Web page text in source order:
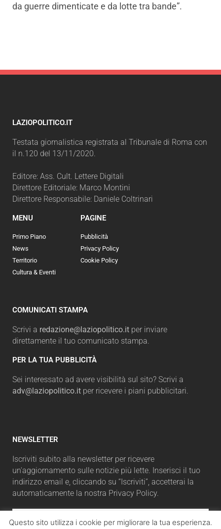
da guerre dimenticate e da lotte tra bande”.
LAZIOPOLITICO.IT
Testata giornalistica registrata al Tribunale di Roma con
il n.120 del 13/11/2020.
Editore: Ass. Cult. Lettere Digitali
Direttore Editoriale: Marco Montini
Direttore Responsabile: Daniele Coltrinari
MENU
Primo Piano
News
Territorio
Cultura & Eventi
PAGINE
Pubblicità
Privacy Policy
Cookie Policy
COMUNICATI STAMPA
Scrivi a redazione@laziopolitico.it per inviare
direttamente il tuo comunicato stampa.
PER LA TUA PUBBLICITÀ
Sei interessato ad avere visibilità sul sito? Scrivi a
adv@laziopolitico.it per ricevere i piani pubblicitari.
NEWSLETTER
Iscriviti subito alla newsletter per ricevere
un'aggiornamento sulle notizie più lette. Inserisci il tuo
indirizzo email e, cliccando su “Iscriviti”, accetterai la
automaticamente la nostra Privacy Policy.
Questo sito utilizza i cookie per migliorare la tua esperienza.